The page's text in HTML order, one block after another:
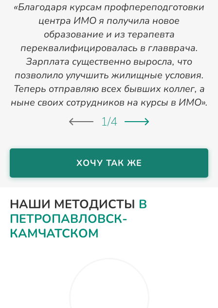
«Благодаря курсам профпереподготовки
центра ИМО я получила новое
образование и из терапевта
переквалифицировалась в главврача.
Зарплата существенно выросла, что
позволило улучшить жилищные условия.
Теперь отправляю всех бывших коллег, а
ныне своих сотрудников на курсы в ИМО».
1/4
ХОЧУ ТАК ЖЕ
НАШИ МЕТОДИСТЫ В
ПЕТРОПАВЛОВСК-
КАМЧАТСКОМ